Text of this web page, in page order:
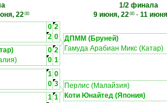
2200
1/2 финала
9 июня, 2200- 11
0 2
2 0
0 2
0 1
ДПММ (Бруней)
Гамуда Арабиан Микс (Катар)
1 0
0 3
1 1
Перлис (Малайзия)
Коти Юнайтед (Япония)